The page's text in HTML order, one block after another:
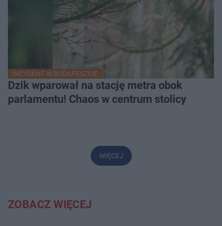
INCYDENT W BUDAPESZCIE
Dzik wparował na stację metra obok
parlamentu! Chaos w centrum stolicy
WIĘCEJ
ZOBACZ WIĘCEJ